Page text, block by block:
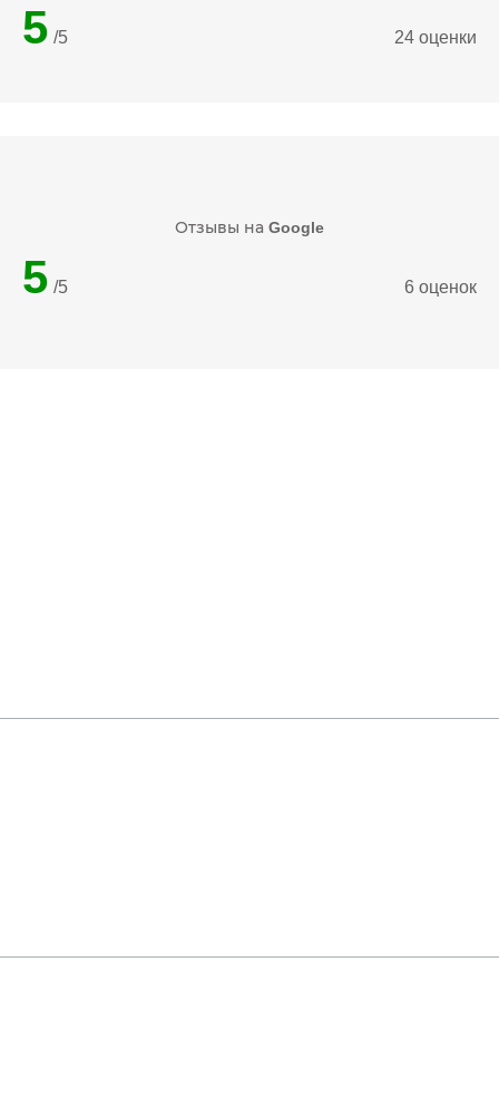
5 /5 24 оценки
Отзывы на Google
5 /5 6 оценок